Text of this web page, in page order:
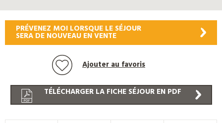
PRÉVENEZ MOI LORSQUE LE SÉJOUR
SERA DE NOUVEAU EN VENTE
Ajouter au favoris
TÉLÉCHARGER LA FICHE SÉJOUR EN PDF